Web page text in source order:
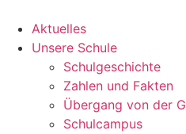
Inhalt
springen
Aktuelles
Unsere Schule
Schulgeschichte
Zahlen und Fakten
Übergang von der
Schulcampus